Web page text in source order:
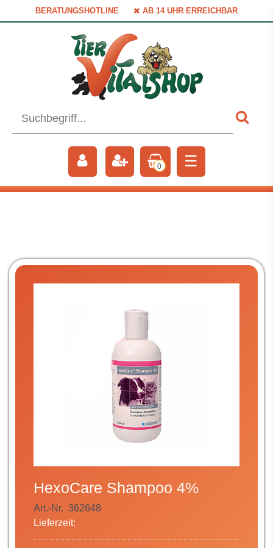
BERATUNGSHOTLINE AB 14 UHR ERREICHBAR
0 ☰
HexoCare Shampoo 4%
Art.-Nr. 362648
Lieferzeit: